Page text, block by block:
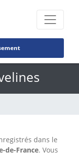
dans le
de-France. Vous